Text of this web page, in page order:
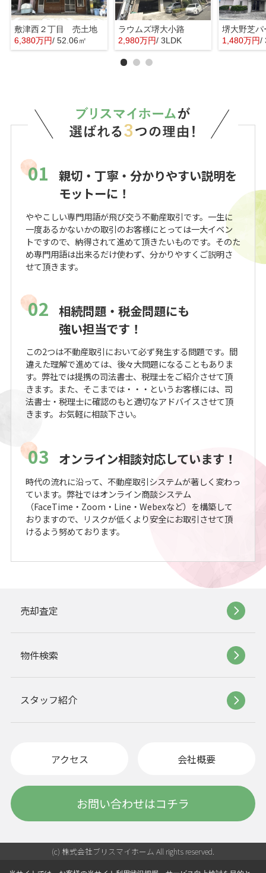
敷津西２丁目 売土地
6,380万円/ 52.06㎡
ラウムズ堺大小路
2,980万円/ 3LDK 1,480万円/
01
親切・丁寧・分かりやすい説明を
モットーに！
ややこしい専門用語が飛び交う不動産取引です。一生に
一度あるかないかの取引のお客様にとっては一大イベン
トですので、納得されて進めて頂きたいものです。そのた
め専門用語は出来るだけ使わず、分かりやすくご説明さ
せて頂きます。
02 相続問題・税金問題にも
強い担当です！
この2つは不動産取引において必ず発生する問題です。間
違えた理解で進めては、後々大問題になることもありま
す。弊社では提携の司法書士、税理士をご紹介させて頂
きます。また、そこまでは・・・というお客様には、司
法書士・税理士に確認のもと適切なアドバイスさせて頂
きます。お気軽に相談下さい。
03 オンライン相談対応しています！
時代の流れに沿って、不動産取引システムが著しく変わっ
ています。弊社ではオンライン商談システム
（FaceTime・Zoom・Line・Webexなど）を構築して
おりますので、リスクが低くより安全にお取引させて頂
けるよう努めております。
売却査定
物件検索
スタッフ紹介
アクセス 会社概要
お問い合わせはコチラ
(c) 株式会社ブリスマイホーム All rights reserved.